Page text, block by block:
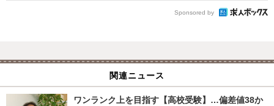
Sponsored by
関連ニュース
ワンランク上を目指す【高校受験】…偏差値38か